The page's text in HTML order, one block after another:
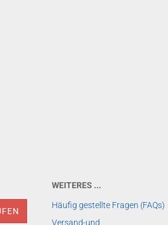
WEITERES ...
Häufig gestellte Fragen (FAQs)
Versand-und